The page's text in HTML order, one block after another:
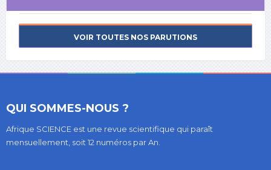
VOIR TOUTES NOS PARUTIONS
QUI SOMMES-NOUS ?
Afrique SCIENCE est une revue scientifique qui paraît
mensuellement, soit 12 numéros par An.